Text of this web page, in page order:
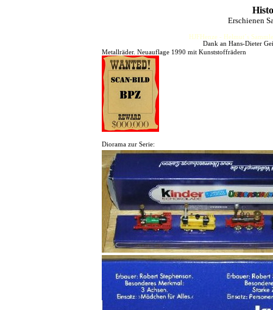
Erschienen
HJFHenze - Helmut´s
Dank an Hans-Dieter
Metallräder. Neuauflage 1990 mit Kunststoffrädern
Diorama zur Serie: